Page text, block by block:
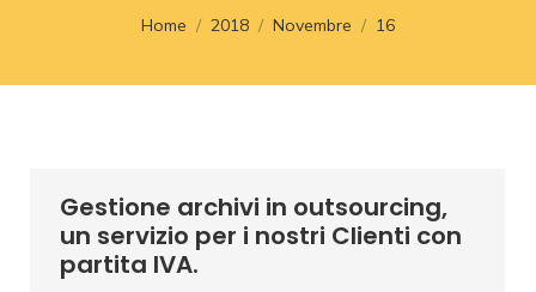
Tu sei qui:
Home 2018 Novembre 16
Gestione archivi in outsourcing,
un servizio per i nostri Clienti con
partita IVA.